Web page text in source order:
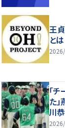
王
とは
「
た
川
ップ